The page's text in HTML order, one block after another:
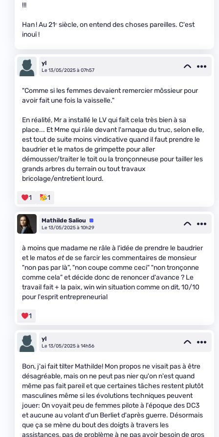
!!!
Han ! Au 21ᵉ siècle, on entend des choses pareilles. C'est
inouï !
yl
Le 13/05/2025 à 07h57
"Comme si les femmes devaient remercier môssieur pour
avoir fait une fois la vaisselle."
En réalité, Mr a installé le LV qui fait cela très bien à sa
place... Et Mme qui râle devant l'arnaque du truc, selon elle,
est tout de suite moins vindicative quand il faut prendre le
baudrier et le matos de grimpette pour aller
démousser/traiter le toit ou la tronçonneuse pour tailler les
grands arbres du terrain ou tout travaux
bricolage/entretient lourd.
1 1
Mathilde Saliou
Équipe
Le 13/05/2025 à 10h29
à moins que madame ne râle à l'idée de prendre le baudrier
et le matosetde se farcir les commentaires de monsieur
"non pas par là", "non coupe comme ceci" "non tronçonne
comme cela" et décide donc de renoncer d'avance ? Le
travail fait + la paix, win win situation comme on dit, 10/10
pour l'esprit entrepreneurial
1
yl
Le 13/05/2025 à 14h56
Bon, j'ai fait tilter Mathilde! Mon propos ne visait pas à être
désagréable, mais on ne peut pas nier qu'on n'est quand
même pas fait pareil et que certaines tâches restent plutôt
masculines même si les évolutions techniques peuvent
jouer: On voyait peu de femmes pilote à l'époque des DC3
et aucune au volant d'un Berliet d'après guerre. Désormais
que ça se mène du bout des doigts à travers les
assistances, pas de problème à ne pas avoir besoin de gros